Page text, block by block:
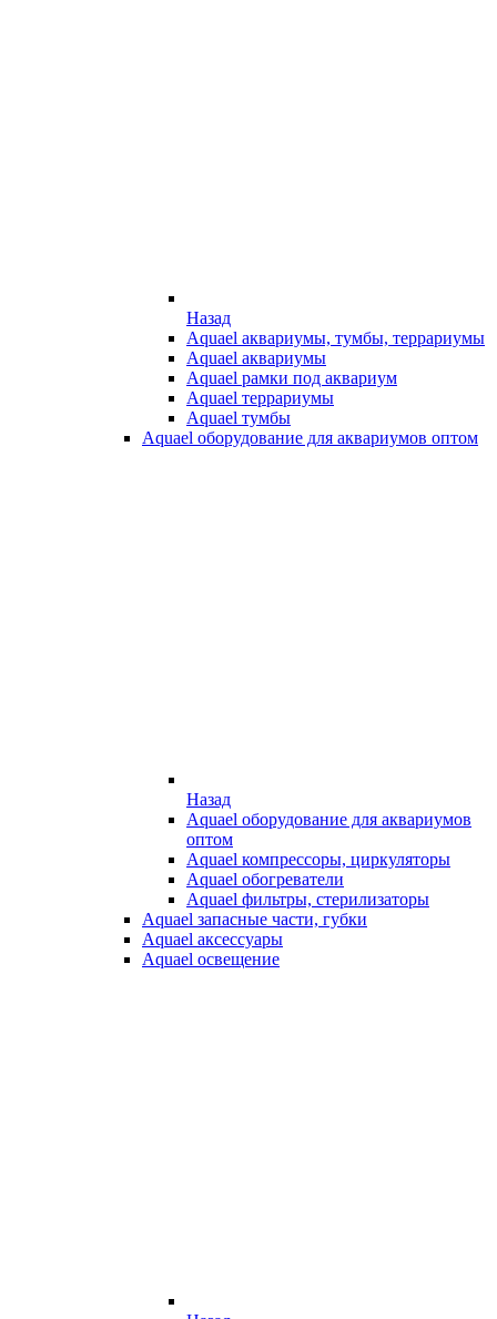
Назад
Aquael аквариумы, тумбы, террариумы
Aquael аквариумы
Aquael рамки под аквариум
Aquael террариумы
Aquael тумбы
Aquael оборудование для аквариумов оптом
Назад
Aquael оборудование для аквариумов
оптом
Aquael компрессоры, циркуляторы
Aquael обогреватели
Aquael фильтры, стерилизаторы
Aquael запасные части, губки
Aquael аксессуары
Aquael освещение